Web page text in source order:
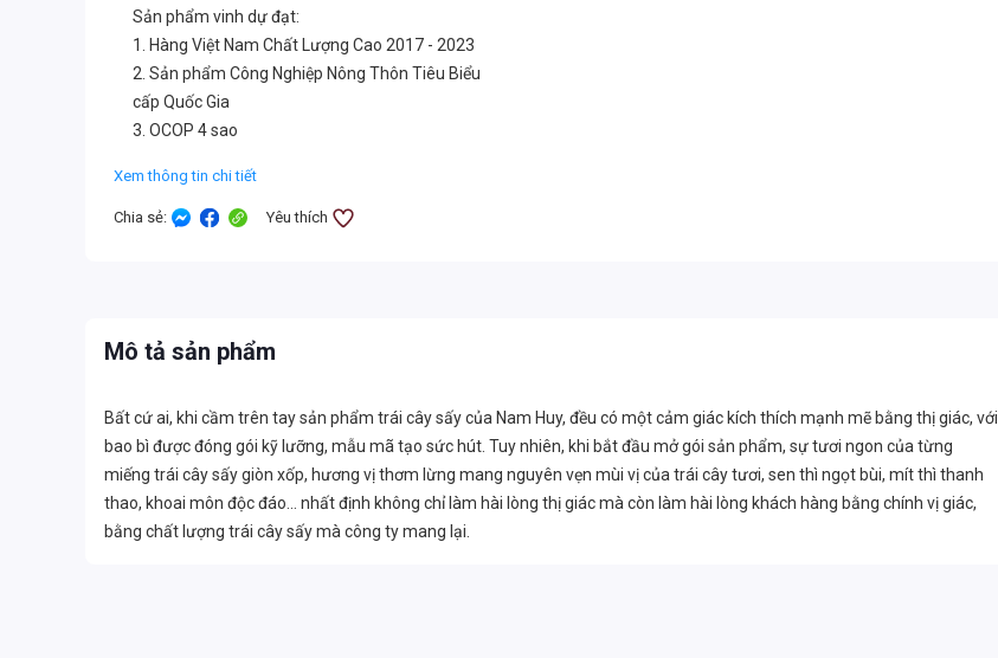
Sản phẩm vinh dự đạt:
1. Hàng Việt Nam Chất Lượng Cao 2017 - 2023
2. Sản phẩm Công Nghiệp Nông Thôn Tiêu Biểu
cấp Quốc Gia
3. OCOP 4 sao
Xem thông tin chi tiết
Chia sẻ: Yêu thích
Mô tả sản phẩm
Bất cứ ai, khi cầm trên tay sản phẩm trái cây sấy của Nam Huy, đều có một cảm giác kích thích mạnh mẽ bằng thị giác, với
bao bì được đóng gói kỹ lưỡng, mẫu mã tạo sức hút. Tuy nhiên, khi bắt đầu mở gói sản phẩm, sự tươi ngon của từng
miếng trái cây sấy giòn xốp, hương vị thơm lừng mang nguyên vẹn mùi vị của trái cây tươi, sen thì ngọt bùi, mít thì thanh
thao, khoai môn độc đáo… nhất định không chỉ làm hài lòng thị giác mà còn làm hài lòng khách hàng bằng chính vị giác,
bằng chất lượng trái cây sấy mà công ty mang lại.